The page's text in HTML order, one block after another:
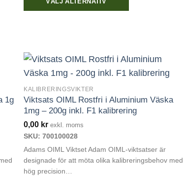
VÄLJ ALTERNATIV
har
varianter.
De
olika
alternativen
kan
väljas
på
produktsidan
1g
KALIBRERINGSVIKTER
Viktsats OIML Rostfri i Aluminium Väska
1mg – 200g inkl. F1 kalibrering
0,00 kr exkl. moms
SKU: 700100028
Adams OIML Viktset Adam OIML-viktsatser är
designade för att möta olika kalibreringsbehov med
hög precision…